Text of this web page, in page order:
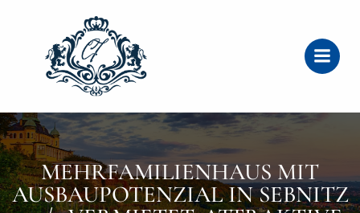
MEHRFAMILIENHAUS MIT
AUSBAUPOTENZIAL IN SEBNITZ